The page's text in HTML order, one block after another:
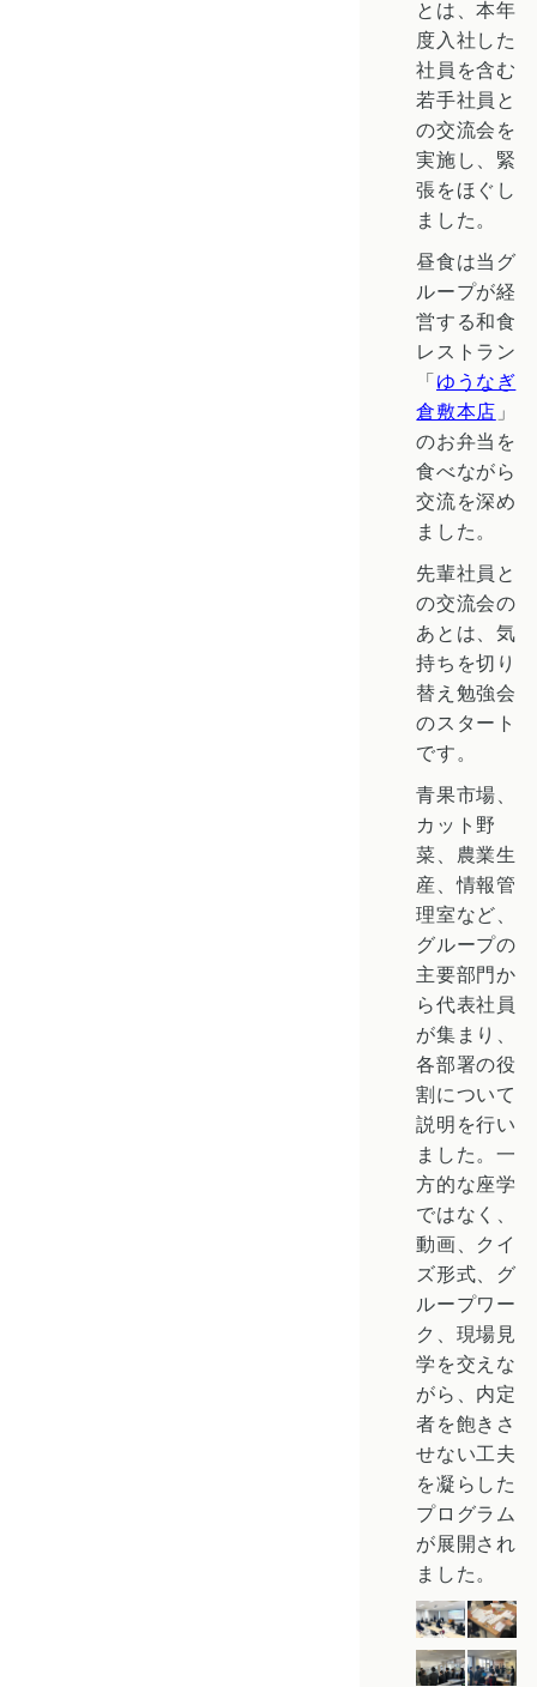
とは、本年
度入社した
社員を含む
若手社員と
の交流会を
実施し、緊
張をほぐし
ました。
昼食は当グ
ループが経
営する和食
レストラン
「ゆうなぎ
倉敷本店 」
のお弁当を
食べながら
交流を深め
ました。
先輩社員と
の交流会の
あとは、気
持ちを切り
替え勉強会
のスタート
です。
青果市場、
カット野
菜、農業生
産、情報管
理室など、
グループの
主要部門か
ら代表社員
が集まり、
各部署の役
割について
説明を行い
ました。一
方的な座学
ではなく、
動画、クイ
ズ形式、グ
ループワー
ク、現場見
学を交えな
がら、内定
者を飽きさ
せない工夫
を凝らした
プログラム
が展開され
ました。